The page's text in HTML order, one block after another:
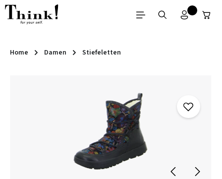
Zum Hauptinhalt springen
Home Damen Stiefeletten